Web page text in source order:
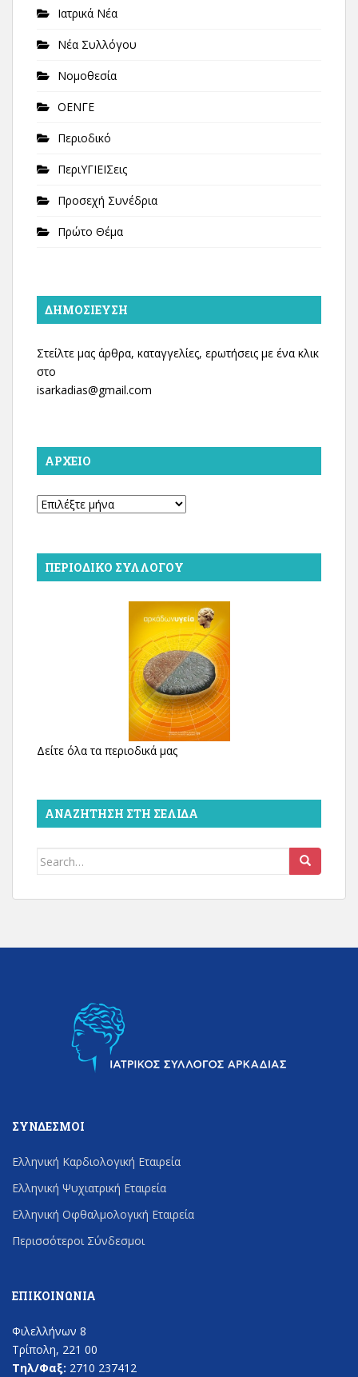
Ιατρικά Νέα
Νέα Συλλόγου
Νομοθεσία
ΟΕΝΓΕ
Περιοδικό
ΠεριΥΓΙΕΙΣεις
Προσεχή Συνέδρια
Πρώτο Θέμα
ΔΗΜΟΣΊΕΥΣΗ
Στείλτε μας άρθρα, καταγγελίες, ερωτήσεις με ένα κλικ
στο
isarkadias@gmail.com
ΑΡΧΕΊΟ
Αρχείο
ΠΕΡΙΟΔΙΚΌ ΣΥΛΛΌΓΟΥ
Δείτε όλα τα περιοδικά μας
ΑΝΑΖΉΤΗΣΗ ΣΤΗ ΣΕΛΊΔΑ
Search
ΣΎΝΔΕΣΜΟΙ
Ελληνική Καρδιολογική Εταιρεία
Ελληνική Ψυχιατρική Εταιρεία
Ελληνική Οφθαλμολογική Εταιρεία
Περισσότεροι Σύνδεσμοι
ΕΠΙΚΟΙΝΩΝΊΑ
Φιλελλήνων 8
Τρίπολη, 221 00
Τηλ/Φαξ: 2710 237412